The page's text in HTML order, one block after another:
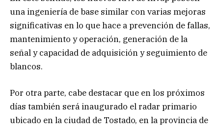
una ingeniería de base similar con varias mejoras
significativas en lo que hace a prevención de fallas,
mantenimiento y operación, generación de la
señal y capacidad de adquisición y seguimiento de
blancos.
Por otra parte, cabe destacar que en los próximos
días también será inaugurado el radar primario
ubicado en la ciudad de Tostado, en la provincia de